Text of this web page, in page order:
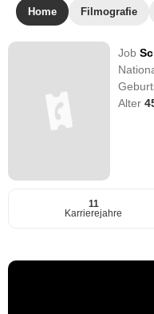
Home Filmografie
Job
Alter
11
Karrierejahre